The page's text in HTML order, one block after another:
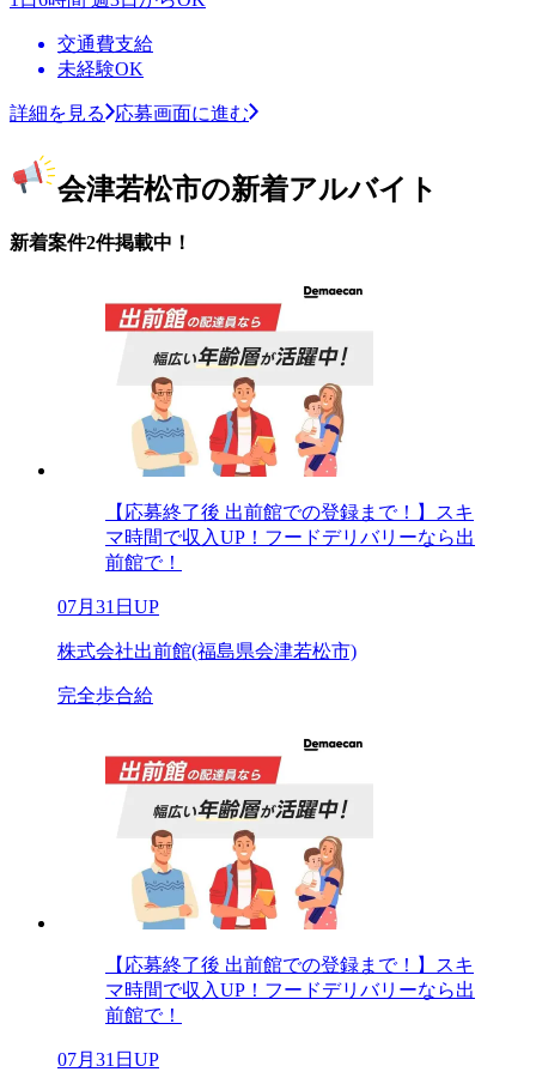
交通費支給
未経験OK
詳細を見る 応募画面に進む
会津若松市の新着アルバイト
新着案件2件掲載中！
【応募終了後 出前館での登録まで！】スキ
マ時間で収入UP！フードデリバリーなら出
前館で！
07月31日UP
株式会社出前館(福島県会津若松市)
完全歩合給
【応募終了後 出前館での登録まで！】スキ
マ時間で収入UP！フードデリバリーなら出
前館で！
07月31日UP